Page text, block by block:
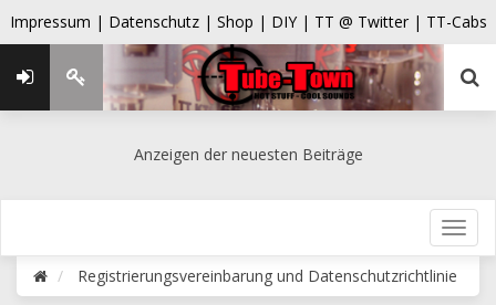
Impressum | Datenschutz | Shop | DIY | TT @ Twitter | TT-Cabs
Anzeigen der neuesten Beiträge
Registrierungsvereinbarung und Datenschutzrichtlinie